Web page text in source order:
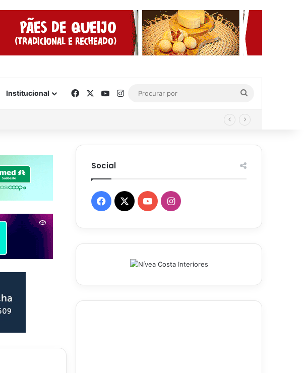
Institucional FacebookYouTube
Instagram
por
Social
Facebook
X YouTubeInstagram